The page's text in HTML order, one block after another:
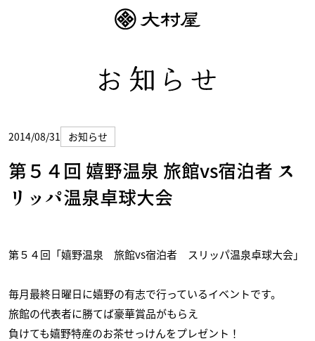
第５４回 嬉野温泉 旅館vs宿泊者 ス
リッパ温泉卓球大会
2014/08/31 お知らせ
第５４回「嬉野温泉 旅館vs宿泊者 スリッパ温泉卓球大会」
毎月最終日曜日に嬉野の有志で行っているイベントです。
旅館の代表者に勝てば豪華賞品がもらえ
負けても嬉野特産のお茶せっけんをプレゼント！